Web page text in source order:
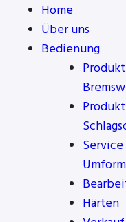
Home
Über uns
Bedienung
Härten